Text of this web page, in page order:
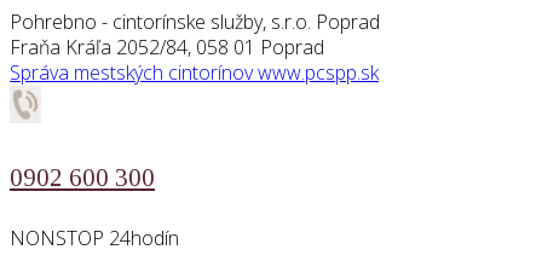
Pohrebno - cintorínske služby, s.r.o. Poprad
Fraňa Kráľa 2052/84, 058 01 Poprad
Správa mestských cintorínovwww.pcspp.sk
0902 600 300
NONSTOP 24hodín